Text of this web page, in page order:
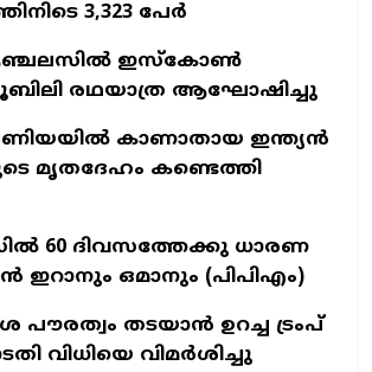
3,323 പേര്‍
ഇസ്‌കോണ്‍
രഥയാത്ര ആഘോഷിച്ചു
കാണാതായ ഇന്ത്യൻ
മൃതദേഹം കണ്ടെത്തി
60 ദിവസത്തേക്കു ധാരണ
ഇറാനും ഒമാനും (പിപിഎം)
പൗരത്വം തടയാൻ ഉറച്ച ട്രംപ്
വിധിയെ വിമർശിച്ചു